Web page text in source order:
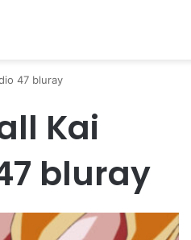
47 bluray
Kai
bluray